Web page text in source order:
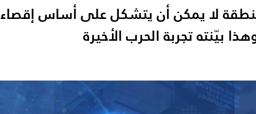
لا يمكن أن يتشكل على أساس إقصاء
بيّنته تجربة الحرب الأخيرة